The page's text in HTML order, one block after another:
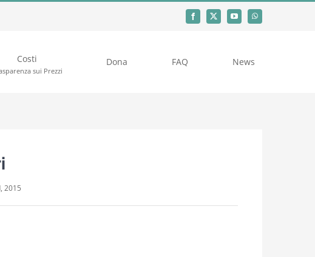
Costi
sui Prezzi
Dona FAQ News
2015